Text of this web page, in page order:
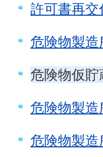
許可書再交
危険物製
危険物仮
危険物製
危険物製